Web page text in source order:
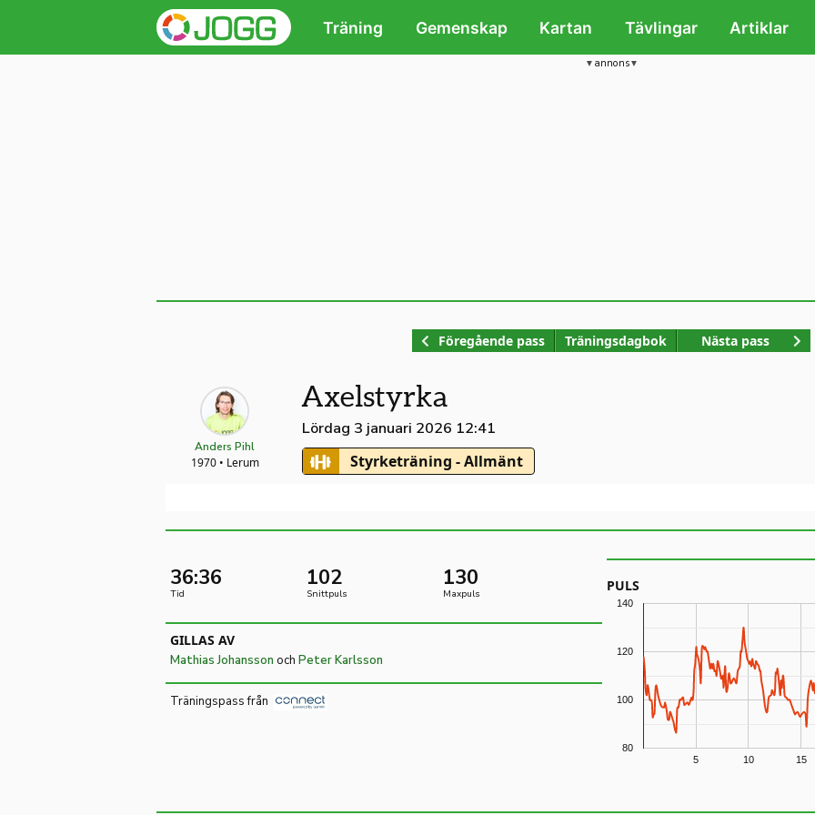
Träning Gemenskap Kartan Tävlingar Artiklar
annons
Föregående pass Träningsdagbok Nästa pass
Anders Pihl
1970 • Lerum
Axelstyrka
Lördag 3 januari 2026 12:41
Styrketräning - Allmänt
36:36
Tid
102
Snittpuls
130
Maxpuls
GILLAS AV
Mathias Johansson och Peter Karlsson
Träningspass från
PULS
5 10 15
80
100
120
140